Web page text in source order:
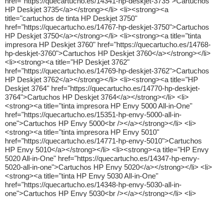
HP Deskjet 3735</a></strong></li> <li><strong><a
title="cartuchos de tinta HP Deskjet 3750"
href="https://quecartucho.es/14767-hp-deskjet-3750">Cartuchos
HP Deskjet 3750</a></strong></li> <li><strong><a title="tinta
impresora HP Deskjet 3760" href="https://quecartucho.es/14768-
hp-deskjet-3760">Cartuchos HP Deskjet 3760</a></strong></li>
<li><strong><a title="HP Deskjet 3762"
href="https://quecartucho.es/14769-hp-deskjet-3762">Cartuchos
HP Deskjet 3762</a></strong></li> <li><strong><a title="HP
Deskjet 3764" href="https://quecartucho.es/14770-hp-deskjet-
3764">Cartuchos HP Deskjet 3764</a></strong></li> <li>
<strong><a title="tinta impresora HP Envy 5000 All-in-One"
href="https://quecartucho.es/15351-hp-envy-5000-all-in-
one">Cartuchos HP Envy 5000<br /></a></strong></li> <li>
<strong><a title="tinta impresora HP Envy 5010"
href="https://quecartucho.es/14771-hp-envy-5010">Cartuchos
HP Envy 5010</a></strong></li> <li><strong><a title="HP Envy
5020 All-in-One" href="https://quecartucho.es/14347-hp-envy-
5020-all-in-one">Cartuchos HP Envy 5020</a></strong></li> <li>
<strong><a title="tinta HP Envy 5030 All-in-One"
href="https://quecartucho.es/14348-hp-envy-5030-all-in-
one">Cartuchos HP Envy 5030<br /></a></strong></li> <li>